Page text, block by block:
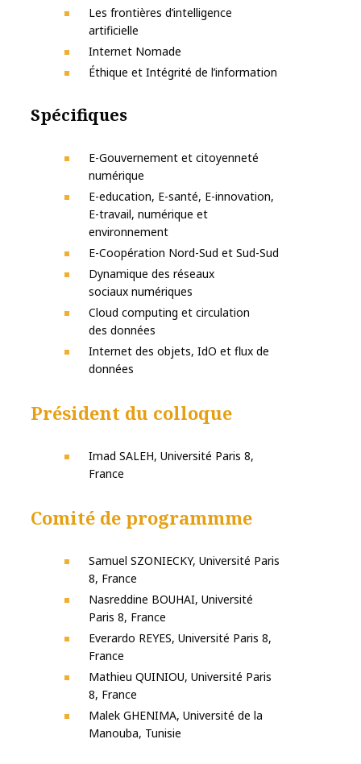
Les frontières d’intelligence
artificielle
Internet Nomade
Éthique et Intégrité de l’information
Spécifiques
E-Gouvernement et citoyenneté
numérique
E-education, E-santé, E-innovation,
E-travail, numérique et
environnement
E-Coopération Nord-Sud et Sud-Sud
Dynamique des réseaux
sociaux numériques
Cloud computing et circulation
des données
Internet des objets, IdO et flux de
données
Président du colloque
Imad SALEH, Université Paris 8,
France
Comité de programmme
Samuel SZONIECKY, Université Paris
8, France
Nasreddine BOUHAI, Université
Paris 8, France
Everardo REYES, Université Paris 8,
France
Mathieu QUINIOU, Université Paris
8, France
Malek GHENIMA, Université de la
Manouba, Tunisie